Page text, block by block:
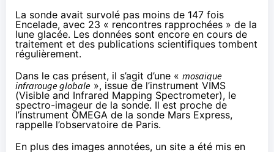
La sonde avait survolé pas moins de 147 fois
Encelade, avec 23 « rencontres rapprochées » de la
lune glacée. Les données sont encore en cours de
traitement et des publications scientifiques tombent
régulièrement.
Dans le cas présent, il s’agit d’une « mosaïque
infrarouge globale », issue de l’instrument VIMS
(Visible and Infrared Mapping Spectrometer), le
spectro-imageur de la sonde. Il est proche de
l’instrument OMEGA de la sonde Mars Express,
rappelle l’observatoire de Paris.
En plus des images annotées, un site a été mis en